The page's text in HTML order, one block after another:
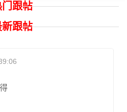
门跟帖
新跟帖